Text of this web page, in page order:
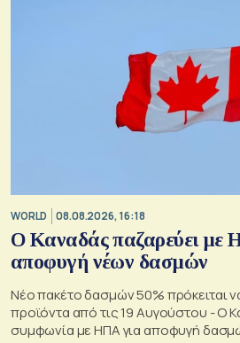
WORLD 08.08.2026, 16:18
Ο Καναδάς παζαρεύει με
αποφυγή νέων δασμών
Νέο πακέτο δασμών 50% πρόκειται
προϊόντα από τις 19 Αυγούστου - Ο
συμφωνία με ΗΠΑ για αποφυγή